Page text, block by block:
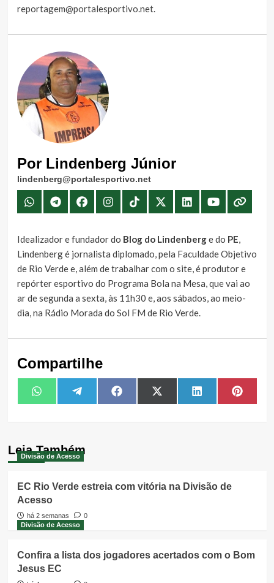
reportagem@portalesportivo.net.
Por Lindenberg Júnior
lindenberg@portalesportivo.net
Idealizador e fundador do Blog do Lindenberge do PE
Lindenberg é jornalista diplomado, pela Faculdade Objetivo
de Rio Verde e, além de trabalhar com o site, é produtor e
repórter esportivo do Programa Bola na Mesa, que vai ao
ar de segunda a sexta, às 11h30 e, aos sábados, ao meio-
dia, na Rádio Morada do Sol FM de Rio Verde.
Compartilhe
Share
on
WhatsAppShare
on
TelegramShare
on
FacebookShare
on
X
(Twitter)
Share
on
LinkedIn Share
on
Leia Também
Divisão de Acesso
EC Rio Verde estreia com vitória na Divisão de
Acesso
há 2 semanas
0
Divisão de Acesso
Confira a lista dos jogadores acertados com o Bom
Jesus EC